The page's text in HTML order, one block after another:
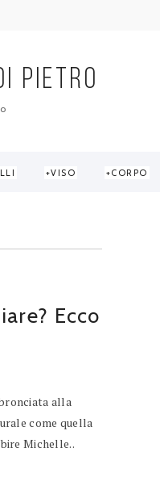
PIETRO
VISO CORPO
Ecco
alla
come quella
Michelle..